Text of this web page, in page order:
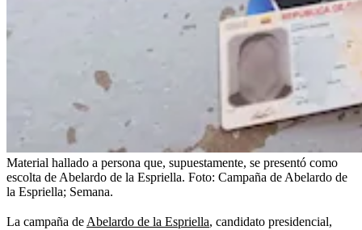
Material hallado a persona que, supuestamente, se presentó como
escolta de Abelardo de la Espriella. Foto: Campaña de Abelardo de
la Espriella; Semana.
La campaña de Abelardo de la Espriella, candidato presidencial,